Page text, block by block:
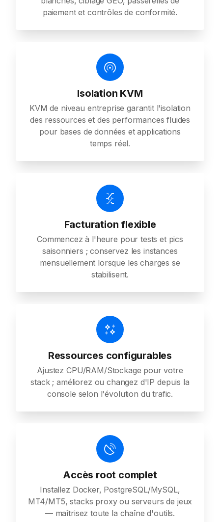
paiement et contrôles de conformité.
Isolation KVM
KVM de niveau entreprise garantit l'isolation
des ressources et des performances fluides
pour bases de données et applications
temps réel.
Facturation flexible
Commencez à l'heure pour tests et pics
saisonniers ; conservez les instances
mensuellement lorsque les charges se
stabilisent.
Ressources configurables
Ajustez CPU/RAM/Stockage pour votre
stack ; améliorez ou changez d'IP depuis la
console selon l'évolution du trafic.
Accès root complet
Installez Docker, PostgreSQL/MySQL,
MT4/MT5, stacks proxy ou serveurs de jeux
— maîtrisez toute la chaîne d'outils.